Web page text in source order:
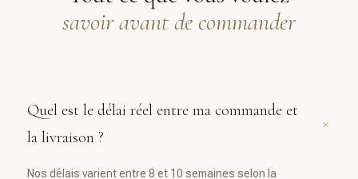
savoir avant de commander
Quel est le délai réel entre ma commande et
la livraison ?
+
Nos délais varient entre 8 et 10 semaines selon la